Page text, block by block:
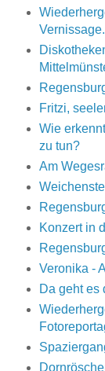
Fritzi,
Wie
zu tun?
Am
Konzert in
Veronika -
Da geht es